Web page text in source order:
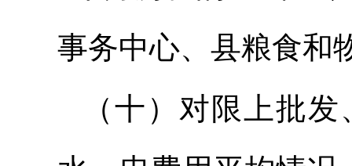
事务中心、县粮食和
（十）对限上批